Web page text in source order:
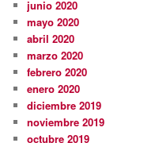
junio 2020
mayo 2020
abril 2020
marzo 2020
febrero 2020
enero 2020
diciembre 2019
noviembre 2019
octubre 2019